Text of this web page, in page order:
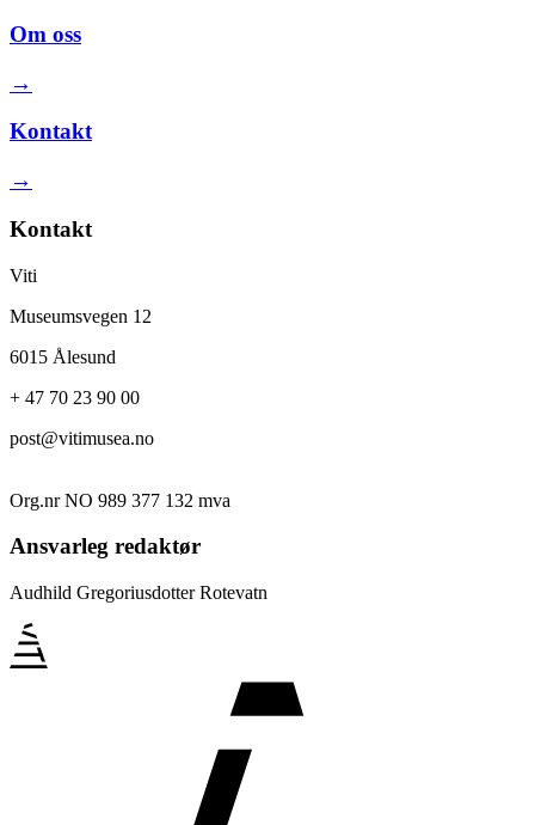
Om oss
→
Kontakt
→
Kontakt
Viti
Museumsvegen 12
6015 Ålesund
+ 47 70 23 90 00
post@vitimusea.no
Org.nr NO 989 377 132 mva
Ansvarleg redaktør
Audhild Gregoriusdotter Rotevatn